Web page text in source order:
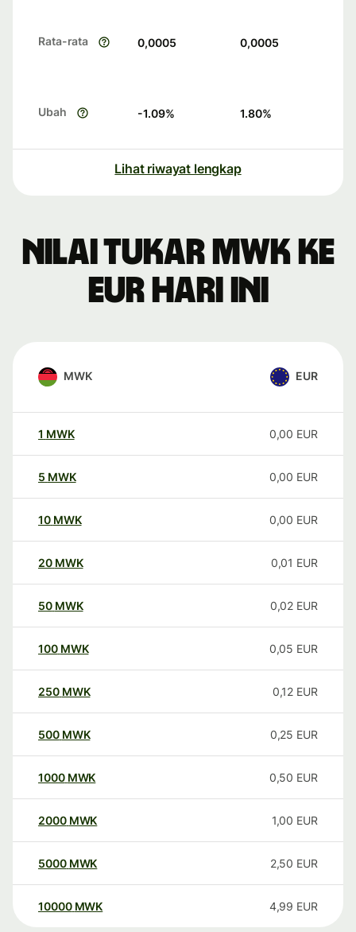
Rata-rata 0,0005 0,0005
Ubah -1.09% 1.80%
Lihat riwayat lengkap
Nilai tukar MWK ke
EUR hari ini
MWK EUR
1 MWK 0,00 EUR
5 MWK 0,00 EUR
10 MWK 0,00 EUR
20 MWK 0,01 EUR
50 MWK 0,02 EUR
100 MWK 0,05 EUR
250 MWK 0,12 EUR
500 MWK 0,25 EUR
1000 MWK 0,50 EUR
2000 MWK 1,00 EUR
5000 MWK 2,50 EUR
10000 MWK 4,99 EUR